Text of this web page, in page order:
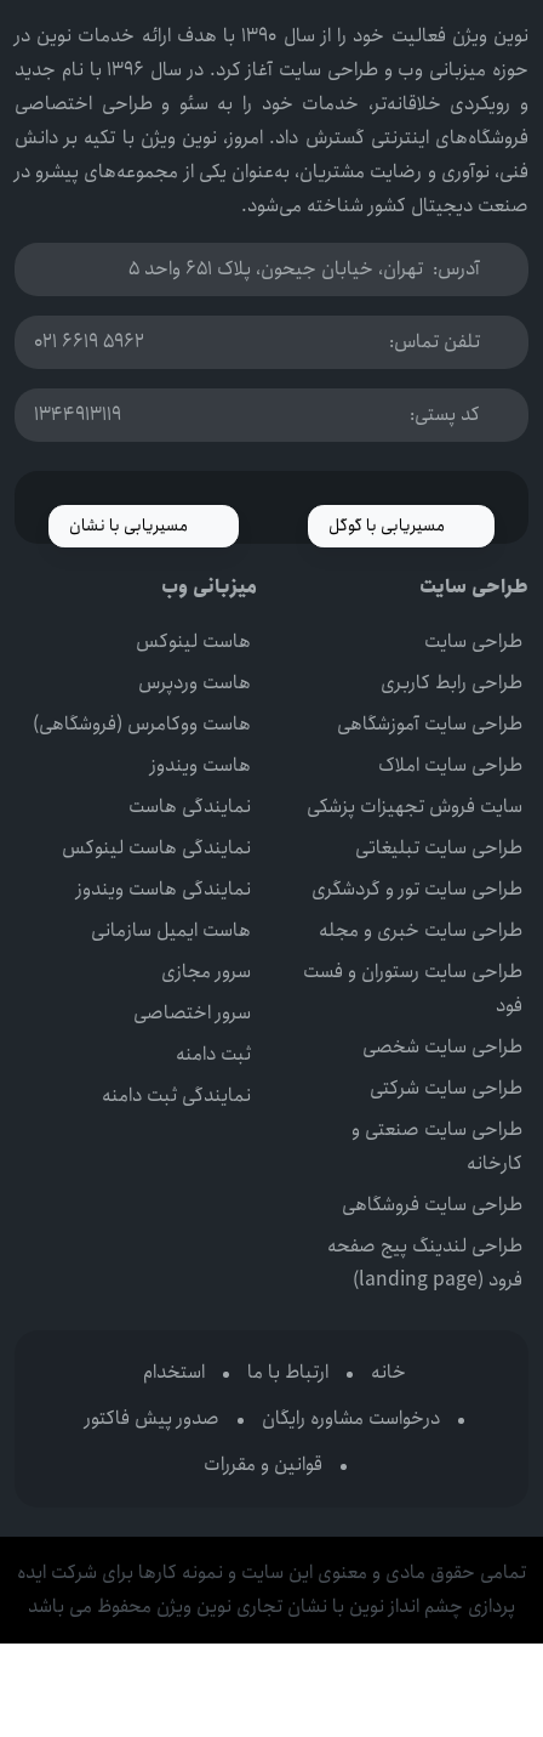
نوین ویژن فعالیت خود را از سال ۱۳۹۰ با هدف ارائه خدمات نوین در
حوزه میزبانی وب و طراحی سایت آغاز کرد. در سال ۱۳۹۶ با نام جدید
و رویکردی خلاقانه‌تر، خدمات خود را به سئو و طراحی اختصاصی
فروشگاه‌های اینترنتی گسترش داد. امروز، نوین ویژن با تکیه بر دانش
فنی، نوآوری و رضایت مشتریان، به‌عنوان یکی از مجموعه‌های پیشرو در
صنعت دیجیتال کشور شناخته می‌شود.
آدرس: تهران، خیابان جیحون، پلاک 651 واحد 5
تلفن تماس: 021 6619 5962
کد پستی: 1344913119
مسیریابی با گوگل مسیریابی با نشان
طراحی سایت
طراحی سایت
طراحی رابط کاربری
طراحی سایت آموزشگاهی
طراحی سایت املاک
سایت فروش تجهیزات پزشکی
طراحی سایت تبلیغاتی
طراحی سایت تور و گردشگری
طراحی سایت خبری و مجله
طراحی سایت رستوران و فست
فود
طراحی سایت شخصی
طراحی سایت شرکتی
طراحی سایت صنعتی و
کارخانه
طراحی سایت فروشگاهی
طراحی لندینگ پیج صفحه
فرود (landing page)
میزبانی وب
هاست لینوکس
هاست وردپرس
هاست ووکامرس (فروشگاهی)
هاست ویندوز
نمایندگی هاست
نمایندگی هاست لینوکس
نمایندگی هاست ویندوز
هاست ایمیل سازمانی
سرور مجازی
سرور اختصاصی
ثبت دامنه
نمایندگی ثبت دامنه
خانه ارتباط با ما
استخدام
درخواست مشاوره رایگان
صدور پیش فاکتور
قوانین و مقررات
تمامی حقوق مادی و معنوی این سایت و نمونه کارها برای شرکت ایده
پردازی چشم انداز نوین با نشان تجاری نوین ویژن محفوظ می باشد